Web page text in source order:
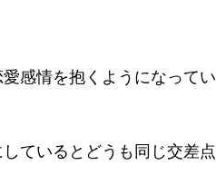
感情を抱くようになってい
ているとどうも同じ交差点